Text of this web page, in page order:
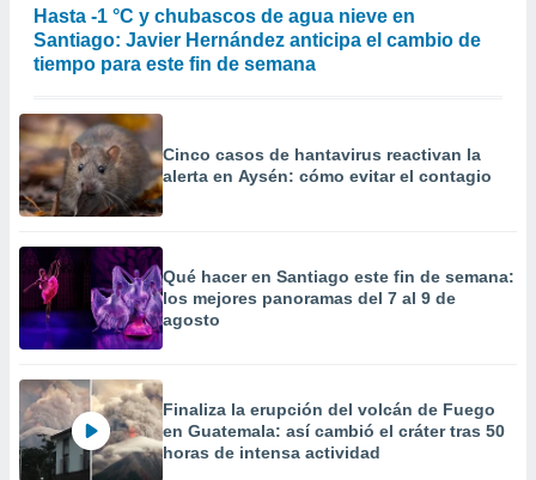
Hasta -1 °C y chubascos de agua nieve en
Santiago: Javier Hernández anticipa el cambio de
tiempo para este fin de semana
Cinco casos de hantavirus reactivan la
alerta en Aysén: cómo evitar el contagio
Qué hacer en Santiago este fin de semana:
los mejores panoramas del 7 al 9 de
agosto
Finaliza la erupción del volcán de Fuego
en Guatemala: así cambió el cráter tras 50
horas de intensa actividad